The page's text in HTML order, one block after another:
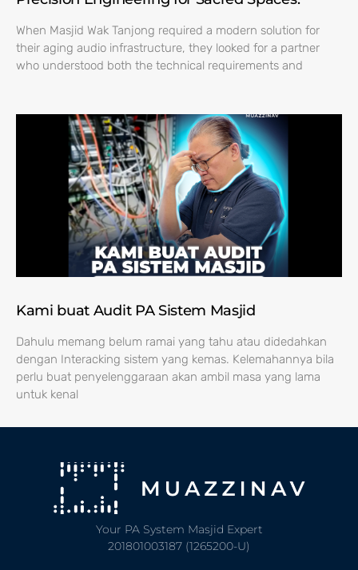
When Masjid Wak Tanjong required a modern solution for
their aging audio infrastructure, they looked for a partner
who understood both the technical requirements and
Kami buat Audit PA Sistem Masjid
Dahulu memang belum ramai yang tahu atau didedahkan
dengan Interacking sistem yang kemas. Kelemahannya bila
perlu buat penyelenggaraan akan ambil masa yang lama
untuk kenal
Your PA System Masjid Expert
201801003187 (1265200-U)